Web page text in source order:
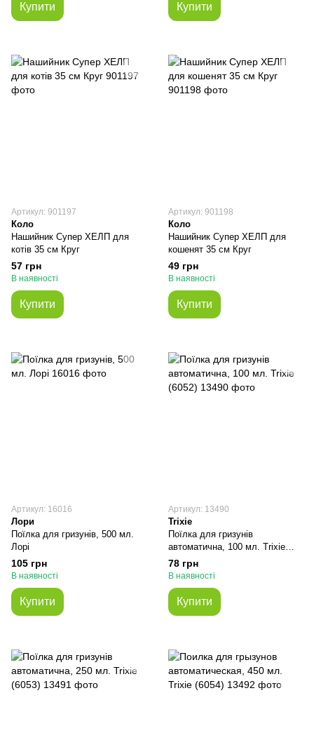
Купити Купити
Артикул: 901197
Коло
Нашийник Супер ХЕЛП для
котів 35 см Круг
57 грн
В наявності
Купити
Артикул: 901198
Коло
Нашийник Супер ХЕЛП для
кошенят 35 см Круг
49 грн
В наявності
Купити
Артикул: 16016
Лори
Поїлка для гризунів, 500 мл.
Лорі
105 грн
В наявності
Купити
Артикул: 13490
Trixie
Поїлка для гризунів
автоматична, 100 мл. Trixie
(6052)
78 грн
В наявності
Купити